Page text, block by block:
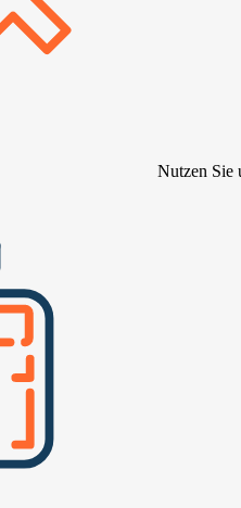
Nutzen Sie